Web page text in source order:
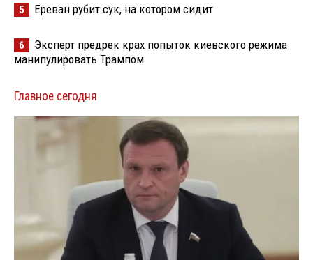
5 Ереван рубит сук, на котором сидит
6
Эксперт предрек крах попыток киевского режима
манипулировать Трампом
Главное сегодня